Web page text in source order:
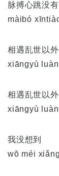
脉搏心跳没
màibó
相遇乱世以
xiāngyù
相遇乱世以
xiāngyù
我没想到
wŏ méi